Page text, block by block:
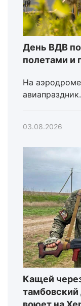
День ВДВ
полетами
На
авиапраздник.
03.08.2026
Кащей
тамбовский